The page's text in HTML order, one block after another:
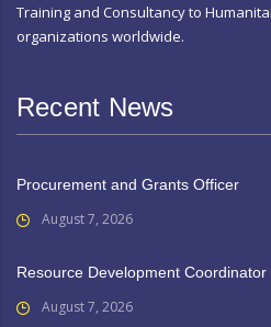
Training and Consultancy to
organizations worldwide.
Recent News
Procurement and Grants Officer
August 7, 2026
Resource Development Coordinator
August 7, 2026